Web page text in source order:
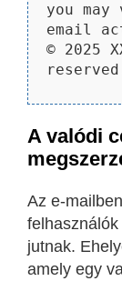
you may
email
© 2025
A valódi
Az e-
jutnak.
amely egy